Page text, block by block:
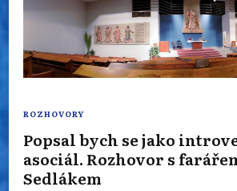
ROZHOVORY
Popsal bych se jako
asociál. Rozhovor s
Sedlákem